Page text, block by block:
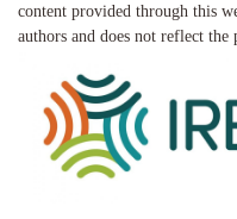
content provided through this
authors and does not reflect